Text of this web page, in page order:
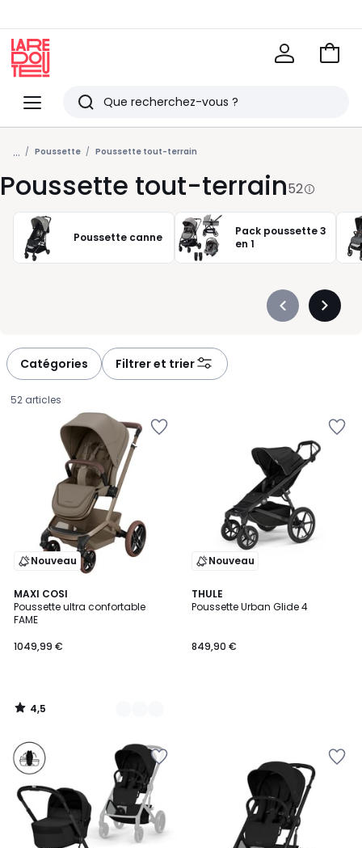
Menu
Redoute
Rechercher
Derniers
articles
vus
Voir
... Poussette Poussette tout-terrain
Poussette tout-terrain52
Poussette canne
Pack poussette 3
en 1
Précédent
Catégories Filtrer et trier
52 articles
Nouveau
MAXI COSI
Poussette ultra confortable
FAME
€.
1049,99 €
4,5
/ 5
4
Couleurs
4,5
/
Nouveau
THULE
Poussette Urban Glide 4
849,90 €